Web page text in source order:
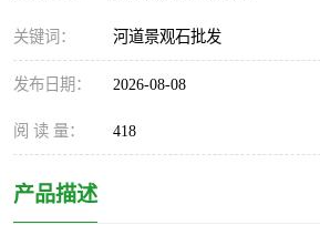
关键词： 河道景观石批发
发布日期： 2026-08-08
阅 读 量： 418
产品描述